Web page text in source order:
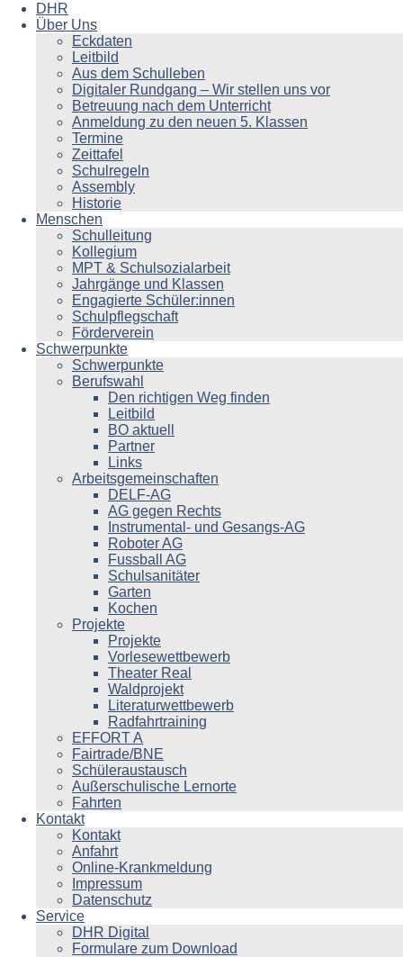
DHR
Über Uns
Eckdaten
Leitbild
Aus dem Schulleben
Digitaler Rundgang – Wir stellen uns vor
Betreuung nach dem Unterricht
Anmeldung zu den neuen 5. Klassen
Termine
Zeittafel
Schulregeln
Assembly
Historie
Menschen
Schulleitung
Kollegium
MPT & Schulsozialarbeit
Jahrgänge und Klassen
Engagierte Schüler:innen
Schulpflegschaft
Förderverein
Schwerpunkte
Schwerpunkte
Berufswahl
Den richtigen Weg finden
Leitbild
BO aktuell
Partner
Links
Arbeitsgemeinschaften
DELF-AG
AG gegen Rechts
Instrumental- und Gesangs-AG
Roboter AG
Fussball AG
Schulsanitäter
Garten
Kochen
Projekte
Projekte
Vorlesewettbewerb
Theater Real
Waldprojekt
Literaturwettbewerb
Radfahrtraining
EFFORT A
Fairtrade/BNE
Schüleraustausch
Außerschulische Lernorte
Fahrten
Kontakt
Kontakt
Anfahrt
Online-Krankmeldung
Impressum
Datenschutz
Service
DHR Digital
Formulare zum Download